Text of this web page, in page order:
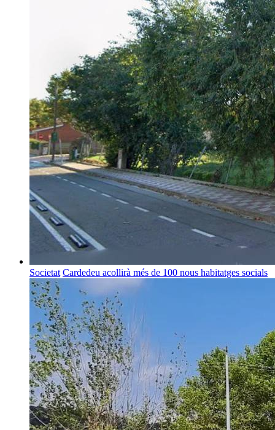
Societat Cardedeu acollirà més de 100 nous habitatges socials